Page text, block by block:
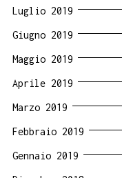
Luglio 2019
Giugno 2019
Maggio 2019
Aprile 2019
Marzo 2019
Febbraio 2019
Gennaio 2019